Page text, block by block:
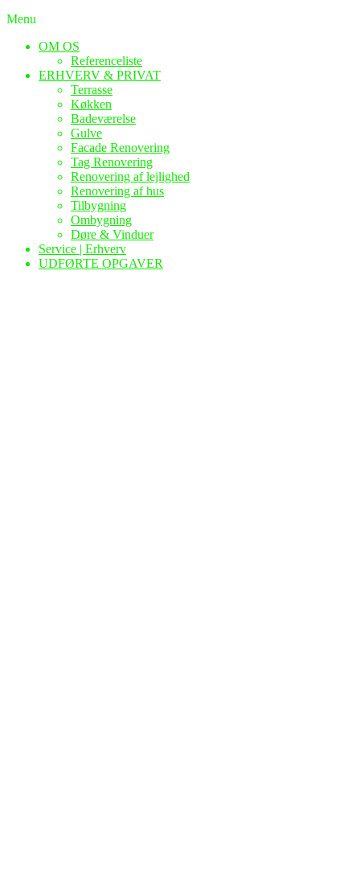
Menu
OM OS
Referenceliste
ERHVERV & PRIVAT
Terrasse
Køkken
Badeværelse
Gulve
Facade Renovering
Tag Renovering
Renovering af lejlighed
Renovering af hus
Tilbygning
Ombygning
Døre & Vinduer
Service | Erhverv
UDFØRTE OPGAVER